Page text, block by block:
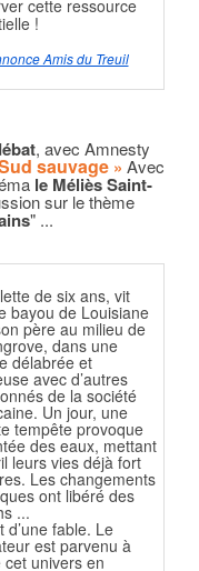
cette ressource
!
Amis du Treuil
, avec Amnesty
sauvage » Avec
le Méliès Saint-
sur le thème
" ...
de six ans, vit
bayou de Louisiane
père au milieu de
dans une
délabrée et
avec d’autres
de la société
Un jour, une
tempête provoque
des eaux, mettant
leurs vies déjà fort
Les changements
ont libéré des
...
d’une fable. Le
est parvenu à
cet univers en